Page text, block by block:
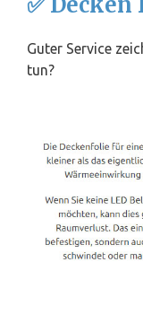
Guter Service
tun?